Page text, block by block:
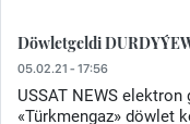
Döwletgeldi
05.02.21 - 17:56
USSAT NEWS
«Türkmengaz» döwlet